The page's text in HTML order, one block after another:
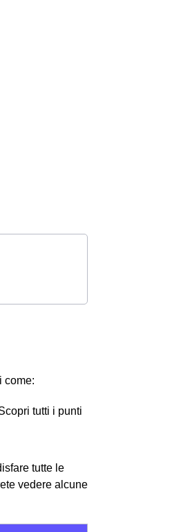
come:
tutti i punti
tutte le
vedere alcune